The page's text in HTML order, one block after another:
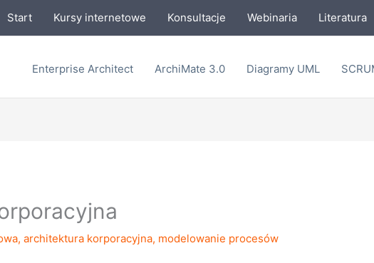
Start Kursy internetowe Konsultacje Webinaria Literatura
Enterprise Architect ArchiMate 3.0 Diagramy UML
,architektura korporacyjna, modelowanie procesów